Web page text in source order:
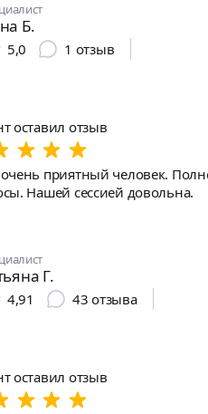
Б.
5,0
1 отзыв
оставил отзыв
приятный человек.
Нашей сессией довольна.
Г.
4,91
43 отзыва
оставил отзыв